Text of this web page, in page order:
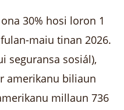
30% hosi loron 1
maiu tinan 2026.
seguransa sosiál),
amerikanu biliaun
millaun 736